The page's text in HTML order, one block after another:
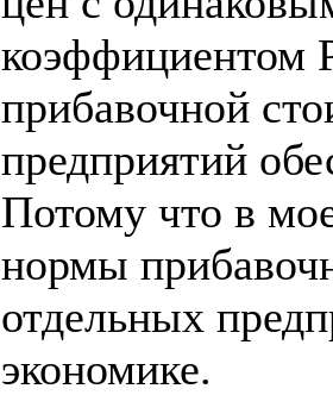
коэффициентом
прибавочной
предприятий
Потому что в
нормы
отдельных
экономике.